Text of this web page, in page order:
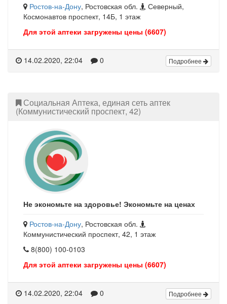
Ростов-на-Дону, Ростовская обл.
Северный,
Космонавтов проспект, 14Б, 1 этаж
Для этой аптеки загружены цены (6607)
14.02.2020, 22:04 0 Подробнее
Социальная Аптека, единая сеть аптек
(Коммунистический проспект, 42)
Не экономьте на здоровье! Экономьте на ценах
Ростов-на-Дону, Ростовская обл.
Коммунистический проспект, 42, 1 этаж
8(800) 100-0103
Для этой аптеки загружены цены (6607)
14.02.2020, 22:04 0 Подробнее